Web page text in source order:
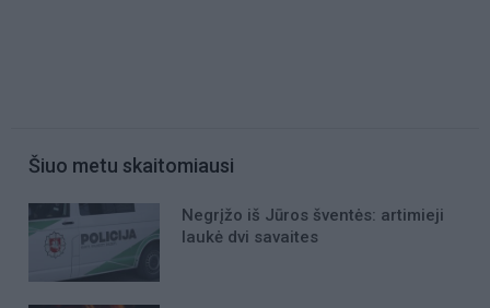
Šiuo metu skaitomiausi
Negrįžo iš Jūros šventės: artimieji
laukė dvi savaites